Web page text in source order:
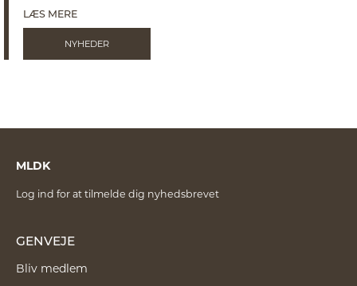
LÆS MERE
NYHEDER
MLDK
Log ind for at tilmelde dig nyhedsbrevet
GENVEJE
Bliv medlem